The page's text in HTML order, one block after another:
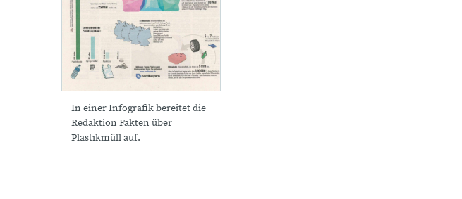
In einer Infografik bereitet die
Redaktion Fakten über
Plastikmüll auf.